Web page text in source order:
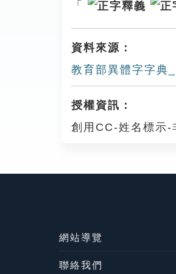
「
資料來源：
教育部異體字字典
授權資訊：
創用CC-姓名標示-
網站導覽
聯絡我們